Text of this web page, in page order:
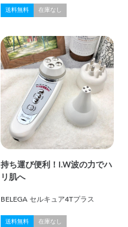
送料無料 在庫なし
持ち運び便利！I.W波の力でハ
リ肌へ
BELEGA セルキュア4Tプラス
送料無料 在庫なし